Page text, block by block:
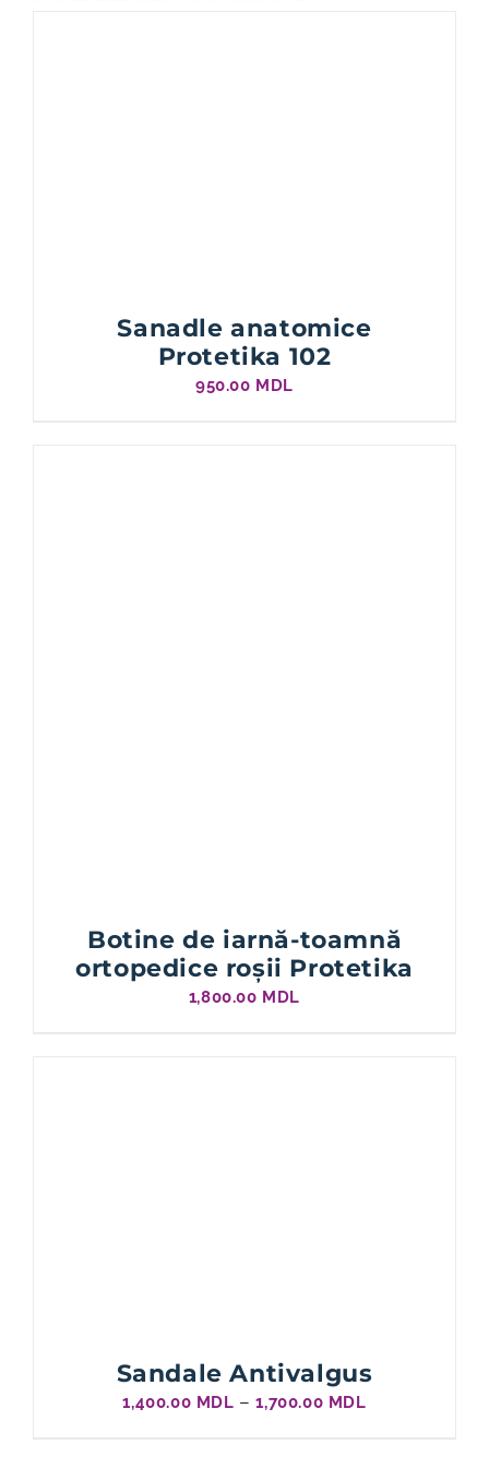
Sanadle anatomice
Protetika 102
950.00 MDL
Botine de iarnă-toamnă
ortopedice roșii Protetika
1,800.00 MDL
Sandale Antivalgus
1,400.00 MDL – 1,700.00 MDLInterval